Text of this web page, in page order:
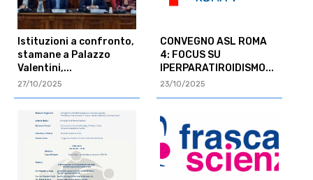
Istituzioni a confronto,
stamane a Palazzo
Valentini,...
27/10/2025
CONVEGNO ASL ROMA
4: FOCUS SU
IPERPARATIROIDISMO...
23/10/2025